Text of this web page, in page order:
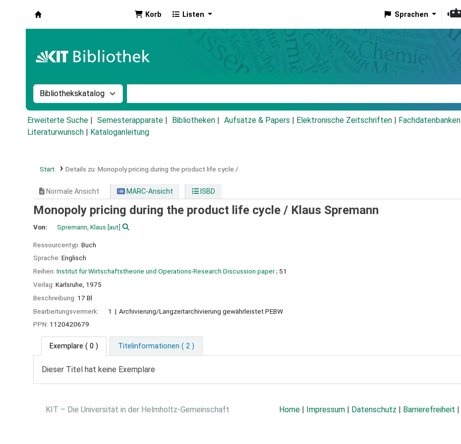
Korb Listen Sprachen
Suche im Katalog nach:
Erweiterte Suche Semesterapparate Bibliotheken Aufsätze & Papers Elektronische Zeitschriften Fachdatenbanken
Literaturwunsch
Kataloganleitung
Start Details zu: Monopoly pricing during the product life cycle /
Normale Ansicht MARC-Ansicht ISBD
Monopoly pricing during the product life cycle / Klaus Spremann
Von: Spremann, Klaus [aut]
Ressourcentyp: Buch
Sprache: Englisch
Reihen: Institut für Wirtschaftstheorie und Operations-Research Discussion paper; 51
Verlag: Karlsruhe, 1975
Beschreibung: 17 Bl
Bearbeitungsvermerk:
1
Archivierung/Langzeitarchivierung gewährleistet PEBW
PPN: 1120420679
Exemplare ( 0 ) Titelinformationen ( 2 )
Dieser Titel hat keine Exemplare
KIT – Die Universität in der Helmholtz-Gemeinschaft Home Impressum Datenschutz Barrierefreiheit